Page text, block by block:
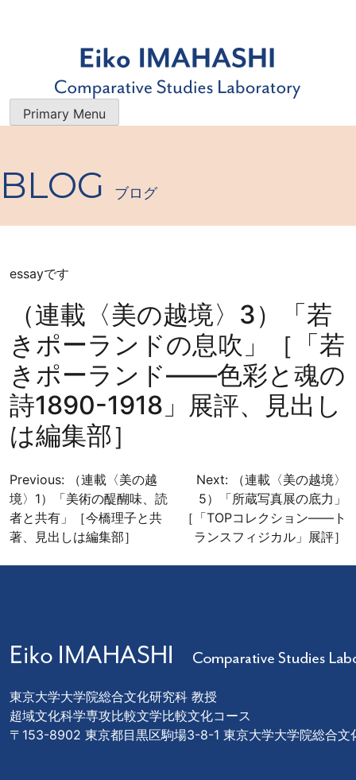
今橋映子 研究室
研究者・今橋映子の業績一覧を 公開すると共に、 最新のブ
ログで 学術的な情報やエッセイをお届けします。
Primary Menu
BLOG ブログ
essayです
（連載〈美の越境〉3）「若
きポーランドの息吹」［「若
きポーランド——色彩と魂の
詩1890-1918」展評、見出し
は編集部］
投
稿
ナ
ョ
Previous:
（連載〈美の越
境〉1）「美術の醍醐味、読
者と共有」［今橋理子と共
著、見出しは編集部］
Next:
（連載〈美の越境〉
5）「所蔵写真展の底力」
［「TOPコレクション——ト
ランスフィジカル」展評］
東京大学大学院総合文化研究科 教授
超域文化科学専攻比較文学比較文化コース
〒153-8902 東京都目黒区駒場3-8-1 東京大学大学院総合文